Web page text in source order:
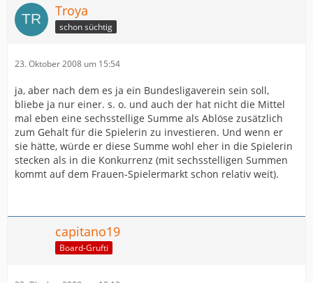
Troya
schon süchtig
23. Oktober 2008 um 15:54
ja, aber nach dem es ja ein Bundesligaverein sein soll,
bliebe ja nur einer. s. o. und auch der hat nicht die Mittel
mal eben eine sechsstellige Summe als Ablöse zusätzlich
zum Gehalt für die Spielerin zu investieren. Und wenn er
sie hätte, würde er diese Summe wohl eher in die Spielerin
stecken als in die Konkurrenz (mit sechsstelligen Summen
kommt auf dem Frauen-Spielermarkt schon relativ weit).
capitano19
Board-Grufti